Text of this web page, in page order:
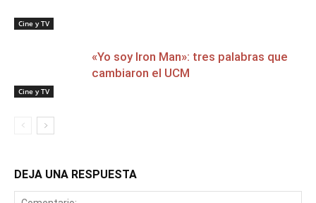
Cine y TV
Cine y TV
«Yo soy Iron Man»: tres palabras que
cambiaron el UCM
DEJA UNA RESPUESTA